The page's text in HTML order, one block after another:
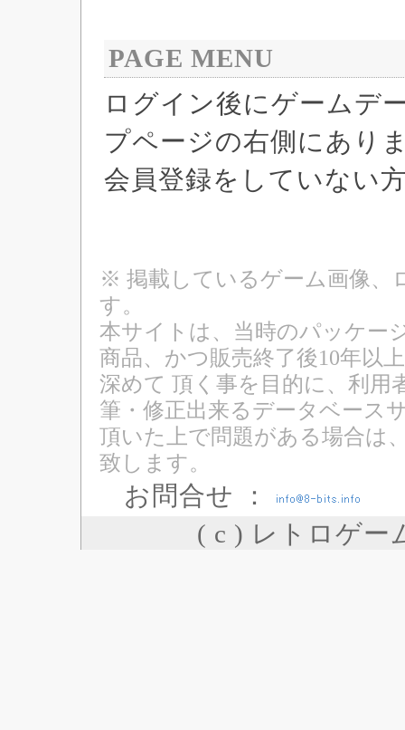
PAGE MENU
ログイン後にゲームデ
プページの右側にあり
会員登録をしていない
※ 掲載しているゲーム画像、
す。
本サイトは、当時のパッケー
商品、かつ販売終了後10年以
深めて 頂く事を目的に、利用
筆・修正出来るデータベース
頂いた上で問題がある場合は
致します。
お問合せ ：
( c ) レトロゲー